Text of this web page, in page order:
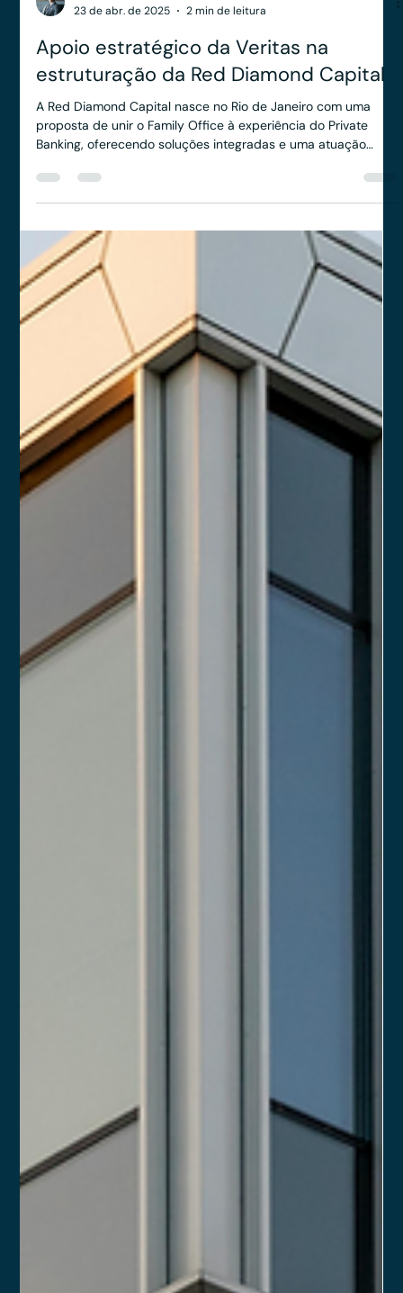
Anderson Timm
Apoio estratégico da Veritas na
estruturação da Red Diamond Capital
A Red Diamond Capital nasce no Rio de Janeiro com uma
proposta de unir o Family Office à experiência do Private
Banking, oferecendo soluções integradas e uma atuação
360º.